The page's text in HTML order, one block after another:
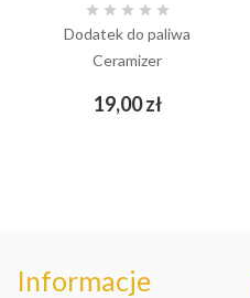
    
Dodatek do paliwa
Ceramizer
19,00 złCena
Informacje